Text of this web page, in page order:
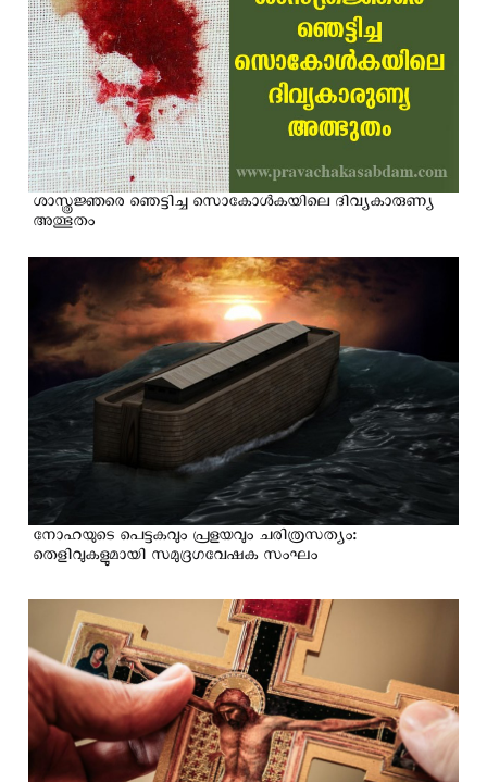
ശാസ്ത്രജ്ഞരെ ഞെട്ടിച്ച സൊകോള്‍കയിലെ ദിവ്യകാരുണ്യ
അത്ഭുതം
നോഹയുടെ പെട്ടകവും പ്രളയവും ചരിത്രസത്യം:
തെളിവുകളുമായി സമുദ്രഗവേഷക സംഘം